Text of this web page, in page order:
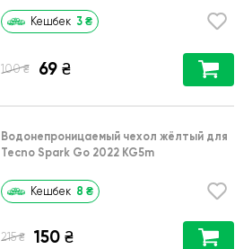
Кешбек 3 ₴
100 ₴ 69 ₴
Водонепроницаемый чехол жёлтый для
Tecno Spark Go 2022 KG5m
Кешбек 8 ₴
215 ₴ 150 ₴